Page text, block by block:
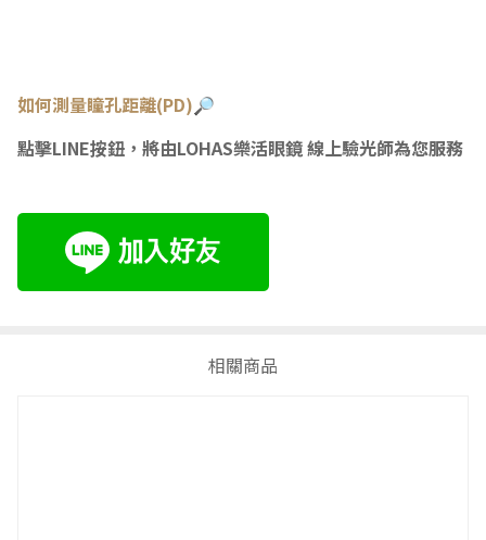
如何測量瞳孔距離(PD)🔎
點擊LINE按鈕，將由LOHAS樂活眼鏡 線上驗光師為您服務
相關商品